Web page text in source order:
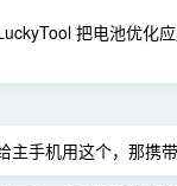
把电池优化
手机用这个，那携